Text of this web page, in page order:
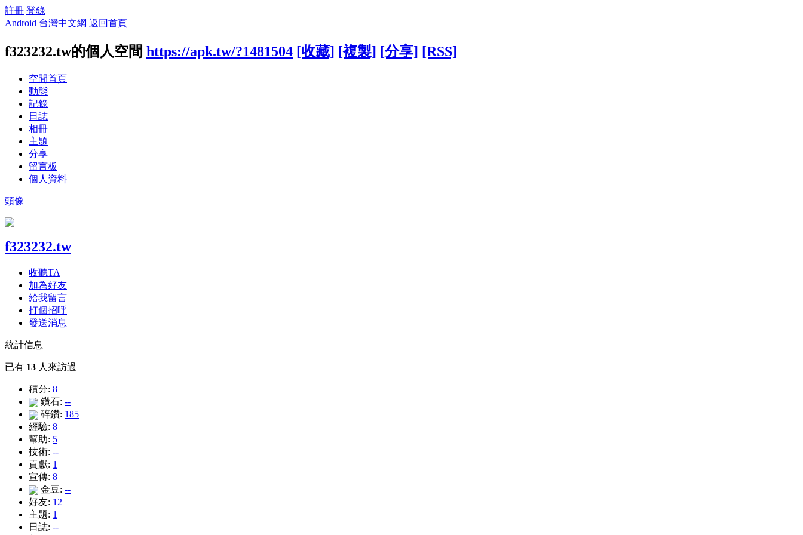
註冊 登錄
Android 台灣中文網 返回首頁
f323232.tw的個人空間 https://apk.tw/?1481504 [收藏] [複製] [分享] [RSS]
空間首頁
動態
記錄
日誌
相冊
主題
分享
留言板
個人資料
頭像
f323232.tw
收聽TA
加為好友
給我留言
打個招呼
發送消息
統計信息
已有 13 人來訪過
積分: 8
鑽石: --
碎鑽: 185
經驗: 8
幫助: 5
技術: --
貢獻: 1
宣傳: 8
金豆: --
好友: 12
主題: 1
日誌: --